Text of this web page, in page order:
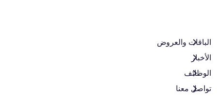
الباقات والعروض​
الأخبار
الوظائف
تواصل معنا